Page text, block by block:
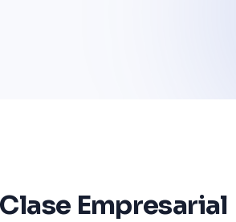
Empresarial